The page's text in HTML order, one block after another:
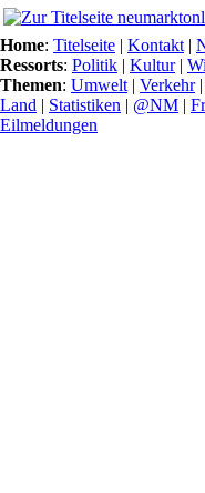
Home: Titelseite | Kontakt |
Ressorts: Politik | Kultur|
Themen: Umwelt | Verkehr|
Land | Statistiken | @NM |
Eilmeldungen